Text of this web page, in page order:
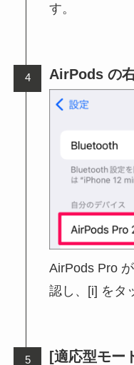
す。
AirPods の
AirPods Pro
認し、[i] をタ
[適応型モー